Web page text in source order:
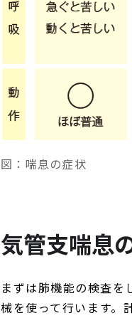
図：喘息の症状
気管支喘息
まずは肺機能の検査を
械を使って行います。